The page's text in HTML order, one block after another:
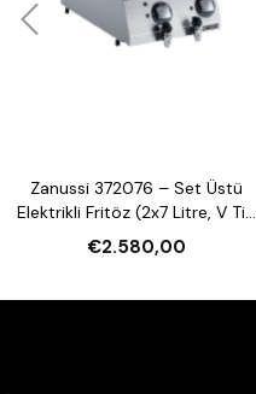
Zanussi 372076 – Set Üstü
Elektrikli Fritöz (2x7 Litre, V Tip
Hazneli)
€2.580,00